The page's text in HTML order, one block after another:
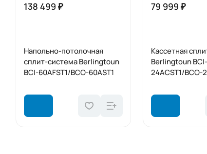
138 499 ₽
Напольно-потолочная
сплит-система Berlingtoun
BCI-60AFST1/BCO-60AST1
79 999 ₽
Кассетная
Berlingtoun BCI-
24ACST1/BCO-